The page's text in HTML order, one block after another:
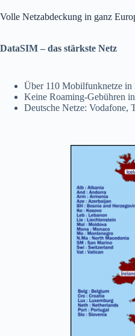
Volle Netzabdeckung in ganz
DataSIM – das stärkste Netz
Über 110 Mobilfunknetze in
Keine Roaming-Gebühren
Deutsche Netze: Vodafone,